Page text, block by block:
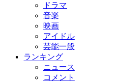
ドラマ
音楽
映画
アイドル
芸能一般
ランキング
ニュース
コメント